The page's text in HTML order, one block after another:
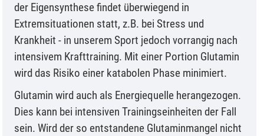
der Eigensynthese findet überwiegend in
Extremsituationen statt, z.B. bei Stress und
Krankheit - in unserem Sport jedoch vorrangig nach
intensivem Krafttraining. Mit einer Portion Glutamin
wird das Risiko einer katabolen Phase minimiert.
Glutamin wird auch als Energiequelle herangezogen.
Dies kann bei intensiven Trainingseinheiten der Fall
sein. Wird der so entstandene Glutaminmangel nicht